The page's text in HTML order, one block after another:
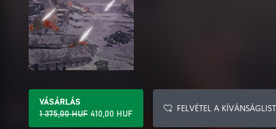
VÁSÁRLÁS
1 375,00 HUF 410,00 HUF
FELVÉTEL A